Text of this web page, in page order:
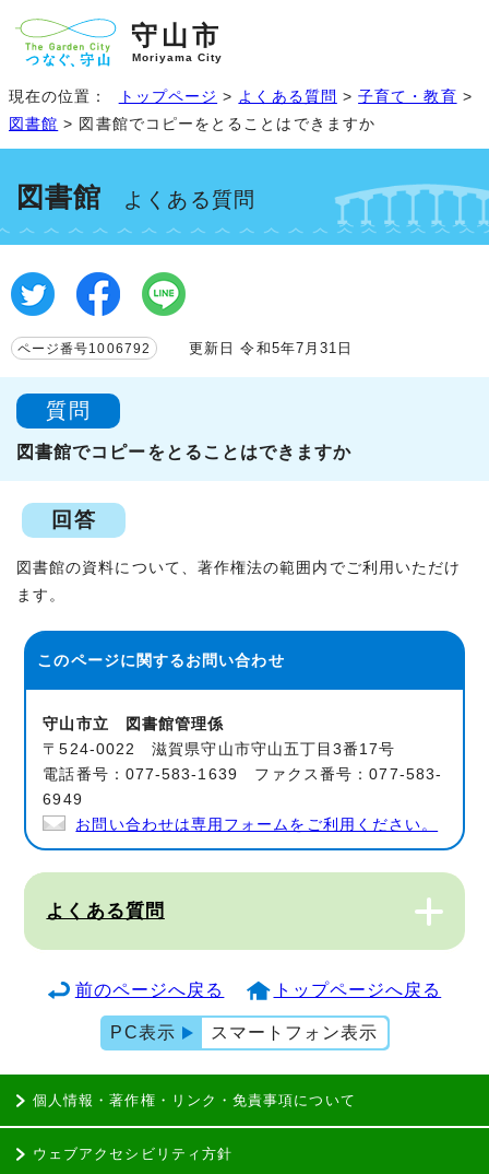
守山市
Moriyama City
現在の位置： トップページ > よくある質問 >子育て・教育 >
図書館 > 図書館でコピーをとることはできますか
図書館 よくある質問
ページ番号1006792 更新日 令和5年7月31日
質問
図書館でコピーをとることはできますか
回答
図書館の資料について、著作権法の範囲内でご利用いただけ
ます。
このページに関するお問い合わせ
守山市立 図書館管理係
〒524-0022 滋賀県守山市守山五丁目3番17号
電話番号：077-583-1639 ファクス番号：077-583-
6949
お問い合わせは専用フォームをご利用ください。
よくある質問
前のページへ戻る トップページへ戻る
PC表示 スマートフォン表示
個人情報・著作権・リンク・免責事項について
ウェブアクセシビリティ方針